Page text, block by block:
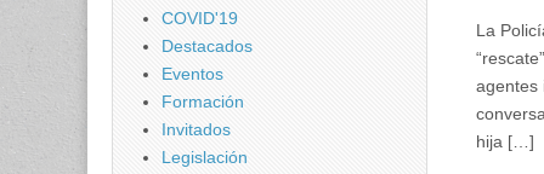
La
agentes
hija […]
COVID'19
Destacados
Eventos
Formación
Invitados
Legislación